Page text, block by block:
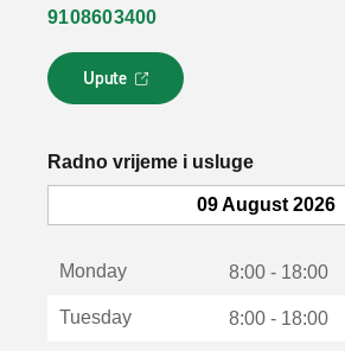
9108603400
Upute
L
i
k
o
Radno vrijeme i usluge
09 August 2026
Monday 8:00 - 18:00
Tuesday 8:00 - 18:00